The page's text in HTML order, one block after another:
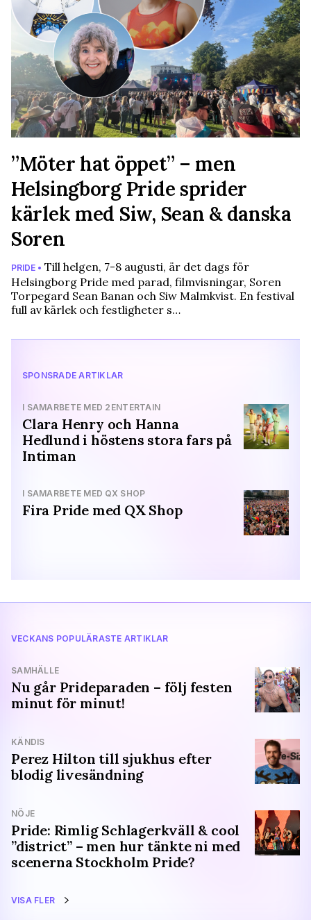
”Möter hat öppet” – men
Helsingborg Pride sprider
kärlek med Siw, Sean & danska
Soren
PRIDE • Till helgen, 7-8 augusti, är det dags för
Helsingborg Pride med parad, filmvisningar, Soren
Torpegard Sean Banan och Siw Malmkvist. En festival
full av kärlek och festligheter s…
SPONSRADE ARTIKLAR
I SAMARBETE MED 2ENTERTAIN
Clara Henry och Hanna
Hedlund i höstens stora fars på
Intiman
I SAMARBETE MED QX SHOP
Fira Pride med QX Shop
VECKANS POPULÄRASTE ARTIKLAR
Nu går Prideparaden – följ festen
minut för minut!
SAMHÄLLE
Perez Hilton till sjukhus efter
blodig livesändning
KÄNDIS
Pride: Rimlig Schlagerkväll & cool
”district” – men hur tänkte ni med
scenerna Stockholm Pride?
NÖJE
VISA FLER